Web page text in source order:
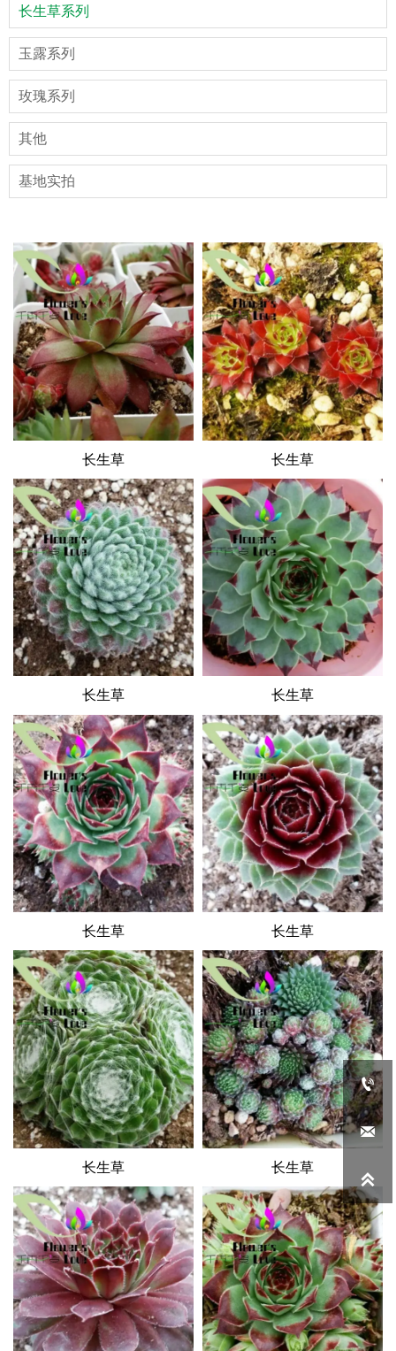
长生草系列
玉露系列
玫瑰系列
其他
基地实拍
长生草 长生草
长生草 长生草
长生草 长生草
长生草 长生草


